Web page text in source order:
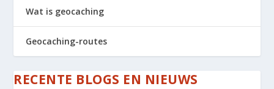
Wat is geocaching
Geocaching-routes
RECENTE BLOGS EN NIEUWS